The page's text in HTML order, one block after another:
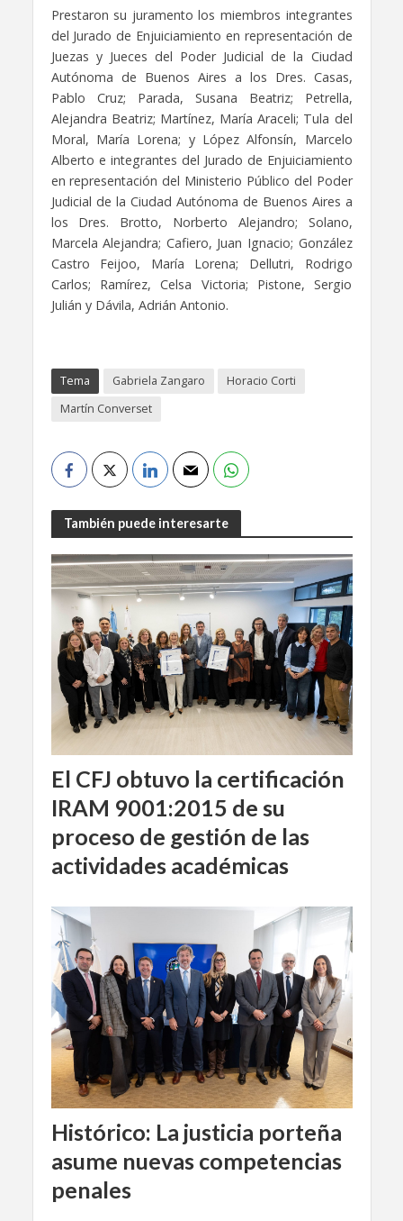
Prestaron su juramento los miembros integrantes
del Jurado de Enjuiciamiento en representación de
Juezas y Jueces del Poder Judicial de la Ciudad
Autónoma de Buenos Aires a los Dres. Casas,
Pablo Cruz; Parada, Susana Beatriz; Petrella,
Alejandra Beatriz; Martínez, María Araceli; Tula del
Moral, María Lorena; y López Alfonsín, Marcelo
Alberto e integrantes del Jurado de Enjuiciamiento
en representación del Ministerio Público del Poder
Judicial de la Ciudad Autónoma de Buenos Aires a
los Dres. Brotto, Norberto Alejandro; Solano,
Marcela Alejandra; Cafiero, Juan Ignacio; González
Castro Feijoo, María Lorena; Dellutri, Rodrigo
Carlos; Ramírez, Celsa Victoria; Pistone, Sergio
Julián y Dávila, Adrián Antonio.
Tema Gabriela Zangaro
Horacio Corti
Martín Converset
También puede interesarte
El CFJ obtuvo la certificación
IRAM 9001:2015 de su
proceso de gestión de las
actividades académicas
Histórico: La justicia porteña
asume nuevas competencias
penales